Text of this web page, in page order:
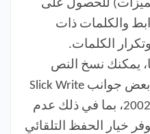
للحصول على
والكلمات ذات
وتكرار الكلمات.
يمكنك نسخ النص
المنقح. تنبيه: لا تزال بعض جوانب Slick Write
تعمل وكأنها في عام 2002، بما في ذلك عدم
خيار الحفظ التلقائي